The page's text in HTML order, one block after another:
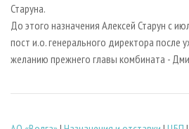
Старуна.
До этого назначения Алексей Старун с
пост и.о. генерального директора после
желанию прежнего главы комбината -